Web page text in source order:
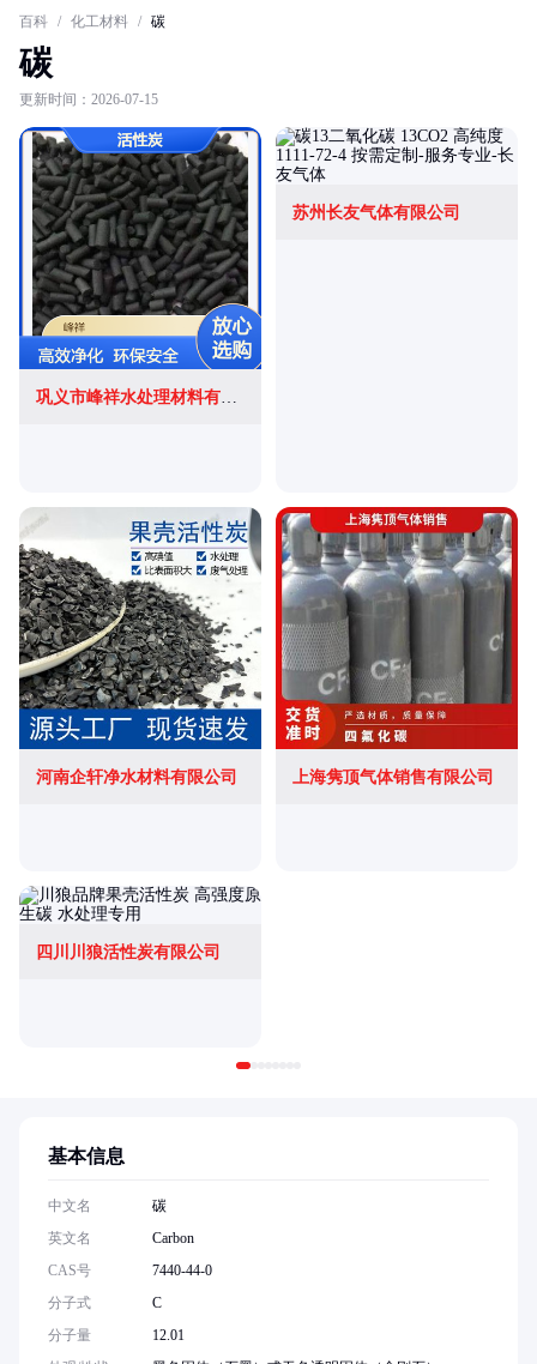
百科 / 化工材料 / 碳
碳
更新时间：2026-07-15
巩义市峰祥水处理材料有限公司
苏州长友气体有限公司
河南企轩净水材料有限公司 上海隽顶气体销售有限公司
四川川狼活性炭有限公司
基本信息
中文名
碳
英文名
Carbon
CAS号
7440-44-0
分子式
C
分子量
12.01